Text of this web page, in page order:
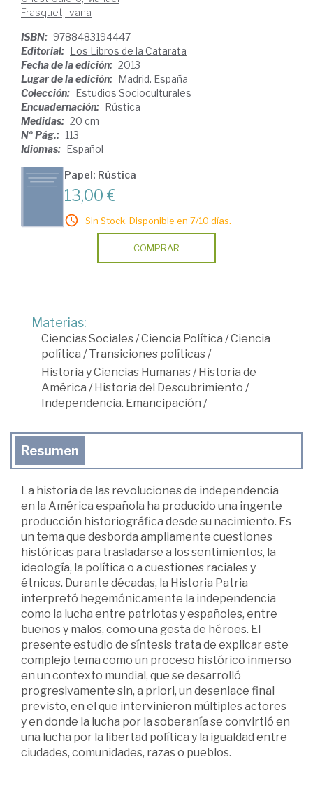
Frasquet, Ivana
ISBN: 9788483194447
Editorial: Los Libros de la Catarata
Fecha de la edición: 2013
Lugar de la edición: Madrid. España
Colección: Estudios Socioculturales
Encuadernación: Rústica
Medidas: 20 cm
Nº Pág.: 113
Idiomas: Español
Papel: Rústica
13,00 €
Sin Stock. Disponible en 7/10 días.
COMPRAR
Materias:
Ciencias Sociales/Ciencia Política /Ciencia
política /Transiciones políticas/
Historia y Ciencias Humanas/ Historia de
América / Historia del Descubrimiento /
Independencia. Emancipación /
Resumen
La historia de las revoluciones de independencia
en la América española ha producido una ingente
producción historiográfica desde su nacimiento. Es
un tema que desborda ampliamente cuestiones
históricas para trasladarse a los sentimientos, la
ideología, la política o a cuestiones raciales y
étnicas. Durante décadas, la Historia Patria
interpretó hegemónicamente la independencia
como la lucha entre patriotas y españoles, entre
buenos y malos, como una gesta de héroes. El
presente estudio de síntesis trata de explicar este
complejo tema como un proceso histórico inmerso
en un contexto mundial, que se desarrolló
progresivamente sin, a priori, un desenlace final
previsto, en el que intervinieron múltiples actores
y en donde la lucha por la soberanía se convirtió en
una lucha por la libertad política y la igualdad entre
ciudades, comunidades, razas o pueblos.